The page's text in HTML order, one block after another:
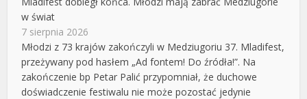
w świat
7 sierpnia 2026
Młodzi z 73 krajów zakończyli w Medziugoriu 37. Mladifest,
przeżywany pod hasłem „Ad fontem! Do źródła!”. Na
zakończenie bp Petar Palić przypomniał, że duchowe
doświadczenie festiwalu nie może pozostać jedynie